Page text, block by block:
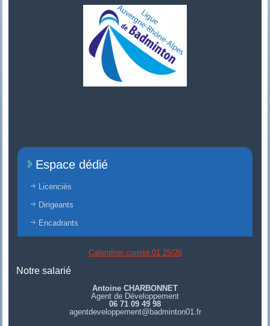
Espace dédié
Licenciés
Dirigeants
Encadrants
Calendrier comité 01 25/26
Notre salarié
Antoine CHARBONNET
Agent de Développement
06 71 09 49 98
agentdeveloppement@badminton01.fr